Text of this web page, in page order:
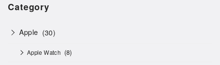
Category
Apple (30)
Apple Watch (8)